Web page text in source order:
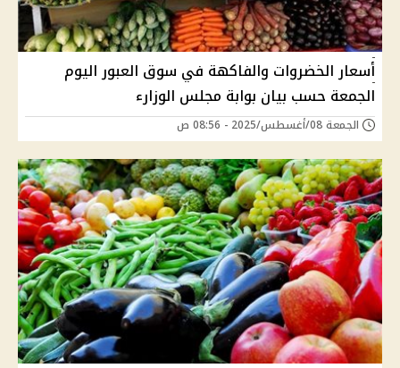
أسعار الخضروات والفاكهة في سوق العبور اليوم
الجمعة حسب بيان بوابة مجلس الوزارء
الجمعة 08/أغسطس/2025 - 08:56 ص